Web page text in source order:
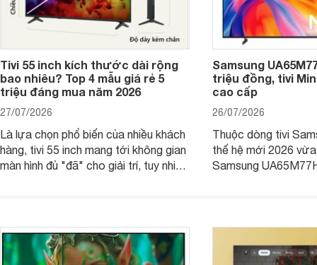
Tivi 55 inch kích thước dài rộng
bao nhiêu? Top 4 mẫu giá rẻ 5
triệu đáng mua năm 2026
27/07/2026
Là lựa chọn phổ biến của nhiều khách
hàng, tivi 55 inch mang tới không gian
màn hình đủ "đã" cho giải trí, tuy nhiên
dùng cho phòng bao nhiêu m2?
Samsung
triệu đồng, tivi
cao cấp
26/07/2026
Thuộc dòng tivi
thế hệ mới 2026
Samsung